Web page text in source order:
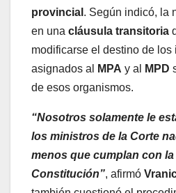
provincial . Según indicó, la
en una cláusula transitoria
modificarse el destino de los
asignados al
MPA y al MPD
de esos organismos.
“Nosotros solamente le
los ministros de la Corte
menos que cumplan con
Constitución”, afirmó